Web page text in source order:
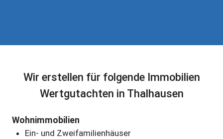
Wir erstellen für folgende Immobilien
Wertgutachten in Thalhausen
Wohnimmobilien
Ein- und Zweifamilienhäuser